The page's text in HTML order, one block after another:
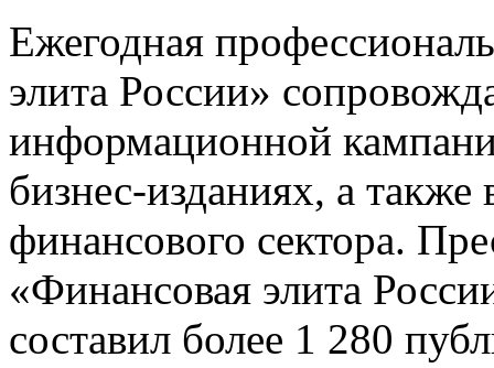
Ежегодная
элита России»
информационной
бизнес-изданиях, а
финансового сектора.
«Финансовая элита
составил более 1 280